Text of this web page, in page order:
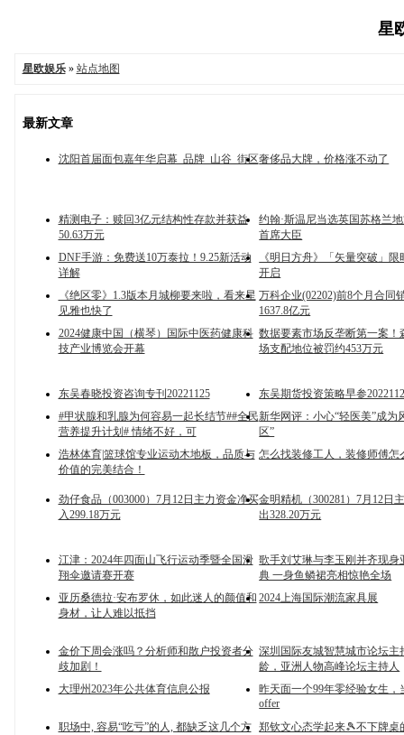
星
星欧娱乐» 站点地图
最新文章
沈阳首届面包嘉年华启幕_品牌_山谷_街区奢侈品大牌，价格涨不动了
精测电子：赎回3亿元结构性存款并获益
50.63万元
约翰·斯温尼当选英国苏格兰
首席大臣
DNF手游：免费送10万泰拉！9.25新活动
详解
《明日方舟》「矢量突破」
开启
《绝区零》1.3版本月城柳要来啦，看来星
见雅也快了
万科企业(02202)前8个月合同
1637.8亿元
2024健康中国（横琴）国际中医药健康科
技产业博览会开幕
数据要素市场反垄断第一案！
场支配地位被罚约453万元
东吴春晓投资咨询专刊20221125
东吴期货投资策略早参
#甲状腺和乳腺为何容易一起长结节##全民
营养提升计划# 情绪不好，可
新华网评：小心“轻医美”成为
区”
浩林体育|篮球馆专业运动木地板，品质与
价值的完美结合！
怎么找装修工人，装修师傅怎
劲仔食品（003000）7月12日主力资金净买
入299.18万元
金明精机（300281）7月12日
出328.20万元
江津：2024年四面山飞行运动季暨全国滑
翔伞邀请赛开赛
歌手刘艾琳与李玉刚并齐现身
典 一身鱼鳞裙亮相惊艳全场
亚历桑德拉·安布罗休，如此迷人的颜值和
身材，让人难以抵挡
2024上海国际潮流家具展
金价下周会涨吗？分析师和散户投资者分
歧加剧！
深圳国际友城智慧城市论坛主
龄，亚洲人物高峰论坛主持人
大理州2023年公共体育信息公报
昨天面一个99年零经验女生，
offer
职场中, 容易“吃亏”的人, 都缺乏这几个方
郑钦文心态学起来🎾不下牌桌